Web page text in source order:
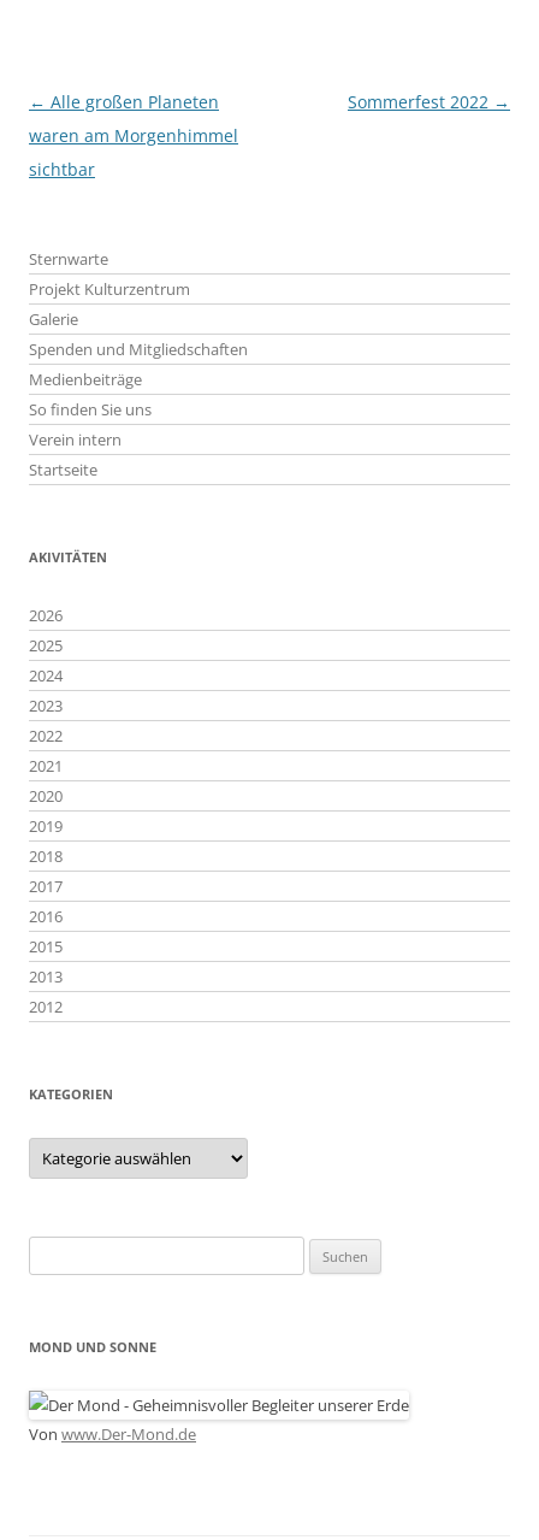
Beitragsnavigation
← Alle großen Planeten
waren am Morgenhimmel
sichtbar
Sommerfest 2022 →
Sternwarte
Projekt Kulturzentrum
Galerie
Spenden und Mitgliedschaften
Medienbeiträge
So finden Sie uns
Verein intern
Startseite
AKIVITÄTEN
2026
2025
2024
2023
2022
2021
2020
2019
2018
2017
2016
2015
2013
2012
KATEGORIEN
Kategorien
nach:
MOND UND SONNE
Von www.Der-Mond.de